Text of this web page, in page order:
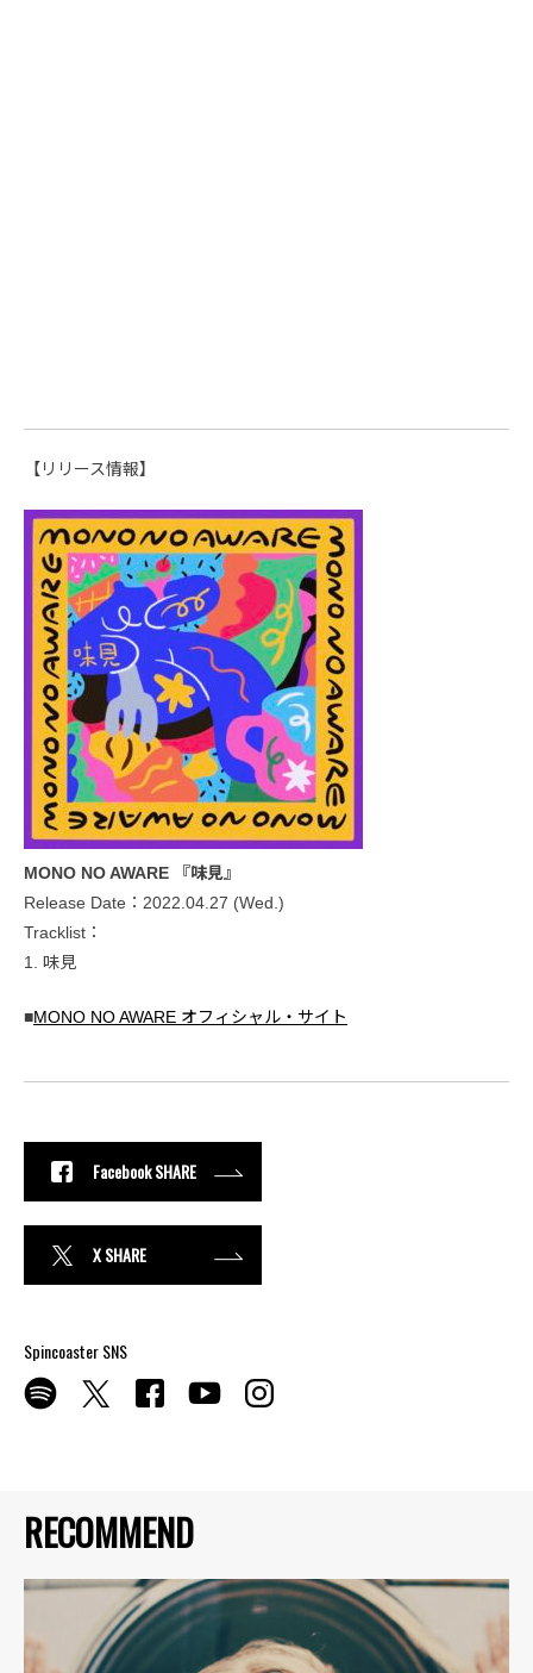
RECOMMEND
【リリース情報】
MONO NO AWARE 『味見』
Release Date：2022.04.27 (Wed.)
Tracklist：
1. 味見
■MONO NO AWARE オフィシャル・サイト
Facebook SHARE
X SHARE
Spincoaster SNS